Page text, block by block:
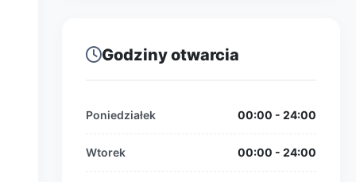
Godziny otwarcia
Poniedziałek 00:00 - 24:00
Wtorek 00:00 - 24:00